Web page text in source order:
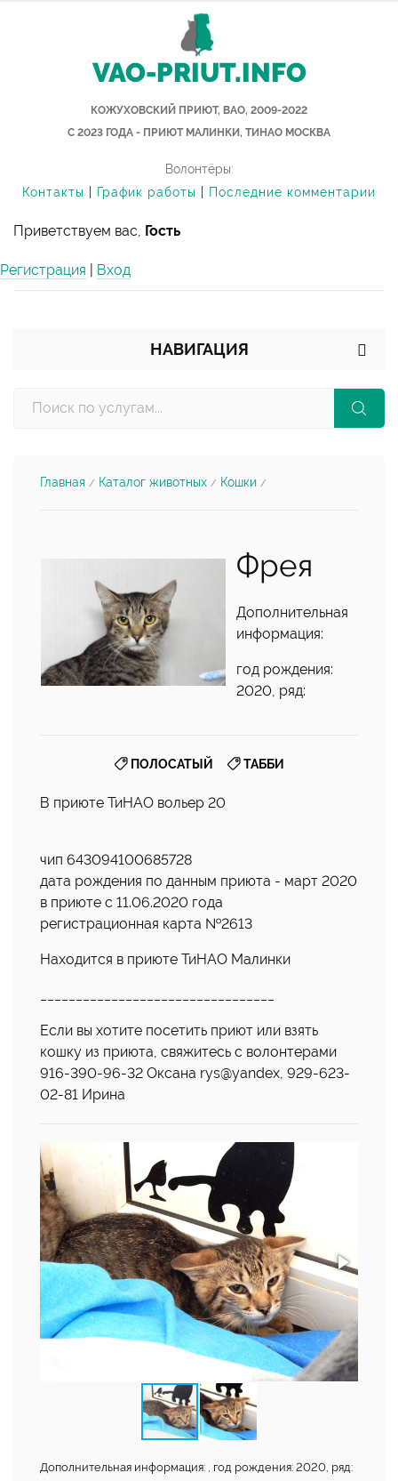
VAO-PRIUT.INFO
КОЖУХОВСКИЙ ПРИЮТ, ВАО, 2009-2022
С 2023 ГОДА - ПРИЮТ МАЛИНКИ, ТИНАО МОСКВА
Волонтёры:
Контакты
График работы Последние комментарии
Приветствуем вас, Гость
Регистрация Вход
НАВИГАЦИЯ
Главная / Каталог животных / Кошки /
Фрея
Дополнительная
информация:
год рождения:
2020, ряд:
ПОЛОСАТЫЙ ТАББИ
В приюте ТиНАО вольер 20
чип 643094100685728
дата рождения по данным приюта - март 2020
в приюте с 11.06.2020 года
регистрационная карта №2613
Находится в приюте ТиНАО Малинки
Если вы хотите посетить приют или взять
кошку из приюта, свяжитесь с волонтерами
916-390-96-32 Оксана rys@yandex, 929-623-
02-81 Ирина
Дополнительная информация: , год рождения: 2020, ряд: